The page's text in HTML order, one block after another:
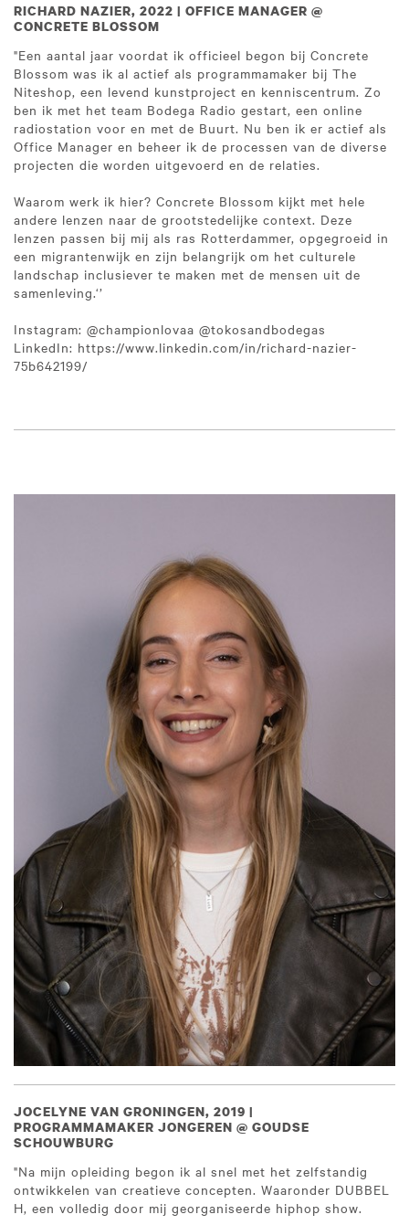
RICHARD NAZIER, 2022 | OFFICE MANAGER @
CONCRETE BLOSSOM
"Een aantal jaar voordat ik officieel begon bij Concrete
Blossom was ik al actief als programmamaker bij The
Niteshop, een levend kunstproject en kenniscentrum. Zo
ben ik met het team Bodega Radio gestart, een online
radiostation voor en met de Buurt. Nu ben ik er actief als
Office Manager en beheer ik de processen van de diverse
projecten die worden uitgevoerd en de relaties.
Waarom werk ik hier? Concrete Blossom kijkt met hele
andere lenzen naar de grootstedelijke context. Deze
lenzen passen bij mij als ras Rotterdammer, opgegroeid in
een migrantenwijk en zijn belangrijk om het culturele
landschap inclusiever te maken met de mensen uit de
samenleving.‘’
Instagram: @championlovaa @tokosandbodegas
LinkedIn: https://www.linkedin.com/in/richard-nazier-
75b642199/
JOCELYNE VAN GRONINGEN, 2019 |
PROGRAMMAMAKER JONGEREN @ GOUDSE
SCHOUWBURG
"Na mijn opleiding begon ik al snel met het zelfstandig
ontwikkelen van creatieve concepten. Waaronder DUBBEL
H, een volledig door mij georganiseerde hiphop show.